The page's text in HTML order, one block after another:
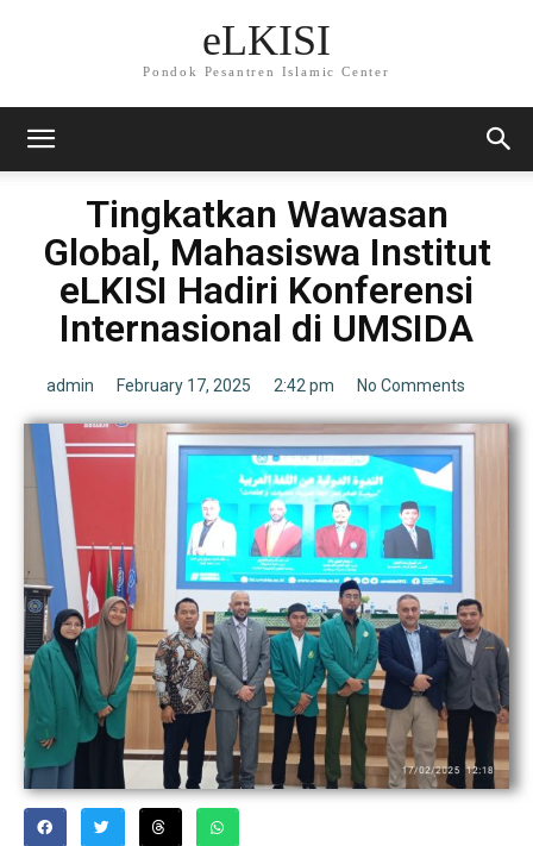
eLKISI
Pondok Pesantren Islamic Center
Tingkatkan Wawasan
Global, Mahasiswa Institut
eLKISI Hadiri Konferensi
Internasional di UMSIDA
admin February 17, 2025 2:42 pm No Comments